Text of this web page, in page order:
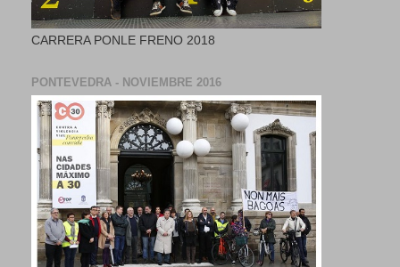
CARRERA PONLE FRENO 2018
PONTEVEDRA - NOVIEMBRE 2016